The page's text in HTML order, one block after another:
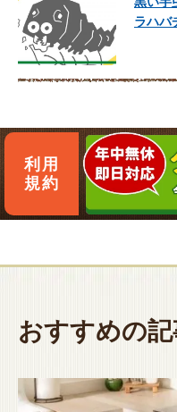
ラハバ
利用
規約
おすすめの